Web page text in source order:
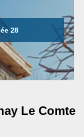
28
Le Comte